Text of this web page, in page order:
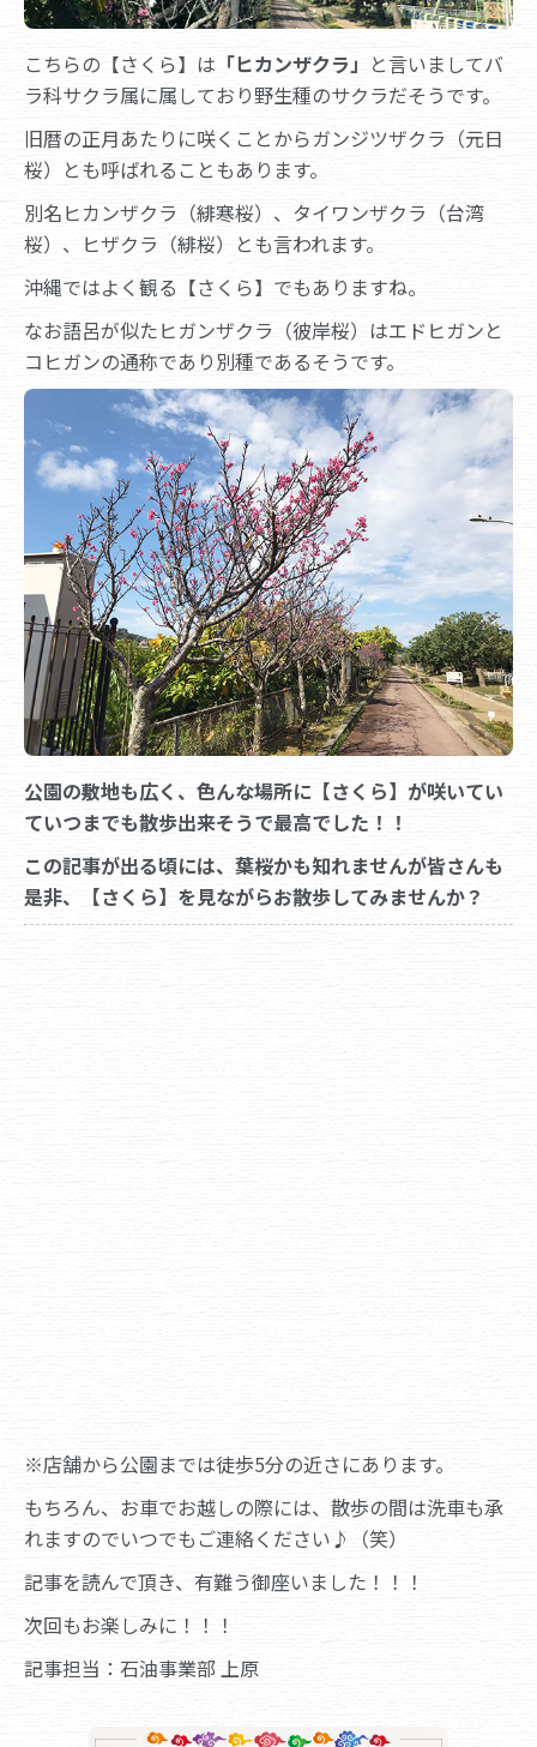
こちらの【さくら】は 「ヒカンザクラ」 と言いましてバ
ラ科サクラ属に属しており野生種のサクラだそうです。
旧暦の正月あたりに咲くことからガンジツザクラ（元日
桜）とも呼ばれることもあります。
別名ヒカンザクラ（緋寒桜）、タイワンザクラ（台湾
桜）、ヒザクラ（緋桜）とも言われます。
沖縄ではよく観る【さくら】でもありますね。
なお語呂が似たヒガンザクラ（彼岸桜）はエドヒガンと
コヒガンの通称であり別種であるそうです。
公園の敷地も広く、色んな場所に【さくら】が咲いてい
ていつまでも散歩出来そうで最高でした！！
この記事が出る頃には、葉桜かも知れませんが皆さんも
是非、【さくら】を見ながらお散歩してみませんか？
※店舗から公園までは徒歩5分の近さにあります。
もちろん、お車でお越しの際には、散歩の間は洗車も承
れますのでいつでもご連絡ください♪（笑）
記事を読んで頂き、有難う御座いました！！！
次回もお楽しみに！！！
記事担当：石油事業部 上原